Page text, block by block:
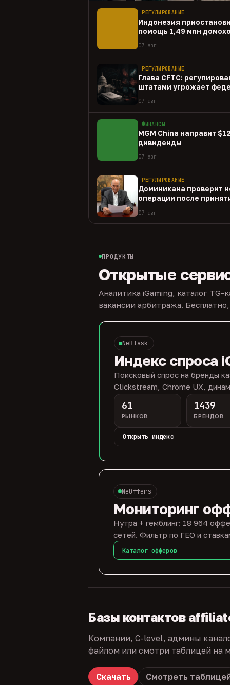
РЕГУЛИРОВАНИЕ
Индонезия
помощь 1,49 млн
07 авг
РЕГУЛИРОВАНИЕ
Глава CFTC:
штатами угрожает
07 авг
ФИНАНСЫ
MGM China направит
дивиденды
07 авг
РЕГУЛИРОВАНИЕ
Доминикана проверит
операции после
07 авг
ПРОДУКТЫ
Открытые
Аналитика iGaming, каталог
вакансии арбитража.
NeBlask
Индекс спроса
Поисковый спрос на бренды
Clickstream, Chrome UX,
61
РЫНКОВ
1439
БРЕНДОВ
Открыть индекс
NeOffers
Мониторинг
Нутра + гемблинг: 18 964
сетей. Фильтр по ГЕО и
Каталог офферов
Базы контактов
Компании, C-level, админы
файлом или смотри таблицей на
Скачать Смотреть